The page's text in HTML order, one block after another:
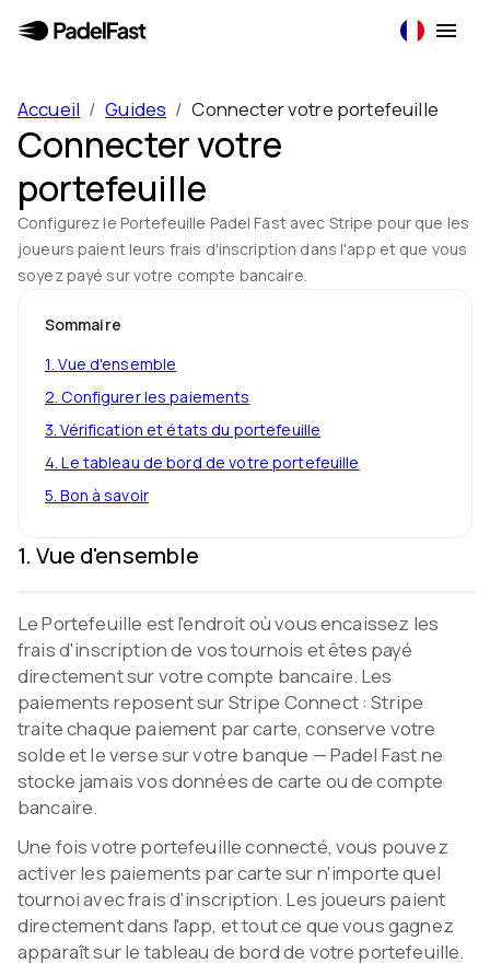
Accueil / Guides / Connecter votre portefeuille
Connecter votre
portefeuille
Configurez le Portefeuille Padel Fast avec Stripe pour que les
joueurs paient leurs frais d'inscription dans l'app et que vous
soyez payé sur votre compte bancaire.
Sommaire
1.Vue d'ensemble
2.Configurer les paiements
3.Vérification et états du portefeuille
4.Le tableau de bord de votre portefeuille
5.Bon à savoir
1.Vue d'ensemble
Video coming soon
Le Portefeuille est l'endroit où vous encaissez les
frais d'inscription de vos tournois et êtes payé
directement sur votre compte bancaire. Les
paiements reposent sur Stripe Connect : Stripe
traite chaque paiement par carte, conserve votre
solde et le verse sur votre banque — Padel Fast ne
stocke jamais vos données de carte ou de compte
bancaire.
Une fois votre portefeuille connecté, vous pouvez
activer les paiements par carte sur n'importe quel
tournoi avec frais d'inscription. Les joueurs paient
directement dans l'app, et tout ce que vous gagnez
apparaît sur le tableau de bord de votre portefeuille.